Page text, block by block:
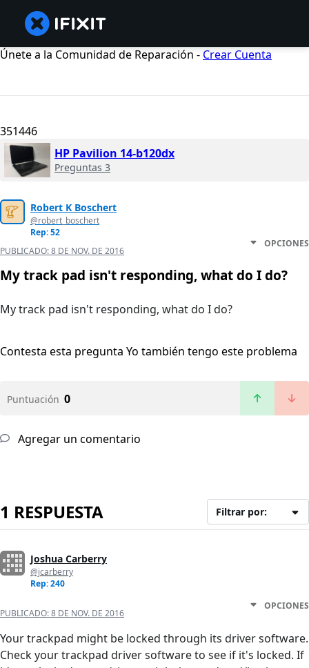
Únete a la Comunidad de Reparación - Crear Cuenta
351446
HP Pavilion 14-b120dx
Preguntas 3
Robert K Boschert
@robert_boschert
Rep: 52
PUBLICADO:8 DE NOV. DE 2016
OPCIONES
My track pad isn't responding, what do I do?
My track pad isn't responding, what do I do?
Contesta esta pregunta Yo también tengo este problema
Puntuación 0
Agregar un comentario
1 RESPUESTA Filtrar por:
Joshua Carberry
@jcarberry
Rep: 240
PUBLICADO:8 DE NOV. DE 2016
OPCIONES
Your trackpad might be locked through its driver software.
Check your trackpad driver software to see if it's locked. If